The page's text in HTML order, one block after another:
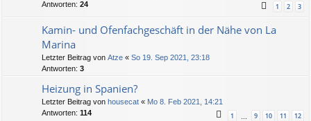
Antworten: 24 1 2 3
Kamin- und Ofenfachgeschäft in der Nähe von La
Marina
Letzter Beitrag von Atze « So 19. Sep 2021, 23:18
Antworten: 3
Heizung in Spanien?
Letzter Beitrag von housecat « Mo 8. Feb 2021, 14:21
Antworten: 114 1 9 10 11 12